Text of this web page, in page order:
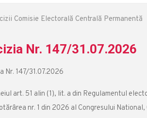
Comisie Electorală Centrală Permanentă
Nr. 147/31.07.2026
Nr. 147/31.07.2026
art. 51 alin (1), lit. a din Regulamentul
nr. 1 din 2026 al Congresului